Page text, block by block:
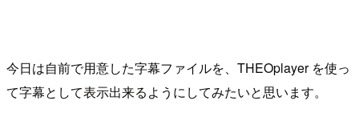
今日は自前で用意した字幕ファイルを、THEOplayer を使っ
て字幕として表示出来るようにしてみたいと思います。